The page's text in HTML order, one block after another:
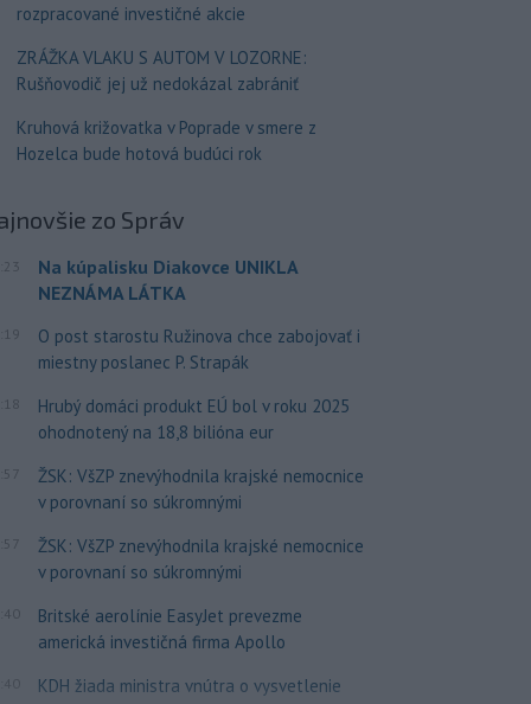
rozpracované investičné akcie
ZRÁŽKA VLAKU S AUTOM V LOZORNE:
Rušňovodič jej už nedokázal zabrániť
Kruhová križovatka v Poprade v smere z
Hozelca bude hotová budúci rok
zo Správ
Na kúpalisku Diakovce UNIKLA
NEZNÁMA LÁTKA
O post starostu Ružinova chce zabojovať i
miestny poslanec P. Strapák
Hrubý domáci produkt EÚ bol v roku 2025
ohodnotený na 18,8 bilióna eur
ŽSK: VšZP znevýhodnila krajské nemocnice
v porovnaní so súkromnými
ŽSK: VšZP znevýhodnila krajské nemocnice
v porovnaní so súkromnými
Britské aerolínie EasyJet prevezme
americká investičná firma Apollo
KDH žiada ministra vnútra o vysvetlenie